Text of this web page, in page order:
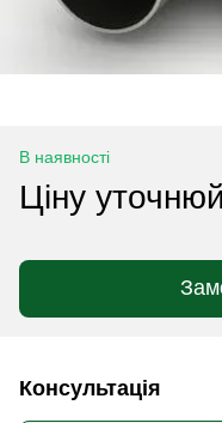
В наявності
Ціну
Консультація